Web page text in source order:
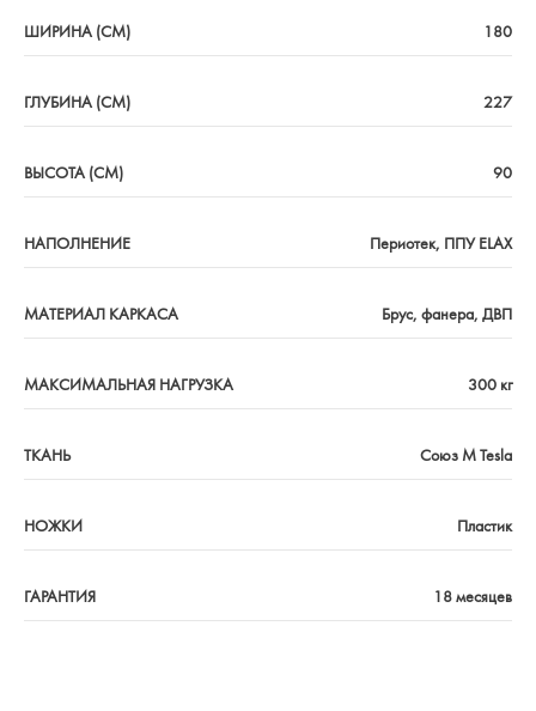
ШИРИНА (СМ) 180
ГЛУБИНА (СМ) 227
ВЫСОТА (СМ) 90
НАПОЛНЕНИЕ Периотек, ППУ ELAX
МАТЕРИАЛ КАРКАСА Брус, фанера, ДВП
МАКСИМАЛЬНАЯ НАГРУЗКА 300 кг
ТКАНЬ Союз М Tesla
НОЖКИ Пластик
ГАРАНТИЯ 18 месяцев